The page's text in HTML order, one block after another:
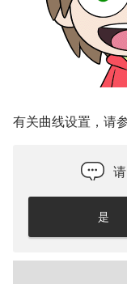
有关曲线设置，请
是